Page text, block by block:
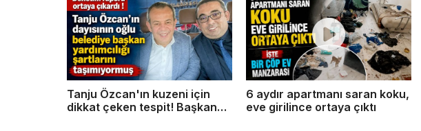
Tanju Özcan'ın kuzeni için
dikkat çeken tespit! Başkan
6 aydır apartmanı saran koku,
eve girilince ortaya çıktı